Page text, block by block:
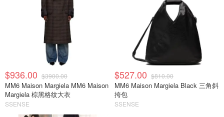
$936.00 $3900.00
MM6 Maison Margiela MM6 Maison
Margiela 棕黑格纹大衣
SSENSE
$527.00 $810.00
MM6 Maison Margiela Black 三角斜
挎包
SSENSE